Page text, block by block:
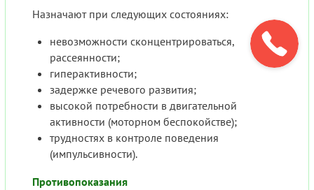
Назначают при следующих состояниях:
невозможности сконцентрироваться,
рассеянности;
гиперактивности;
задержке речевого развития;
высокой потребности в двигательной
активности (моторном беспокойстве);
трудностях в контроле поведения
(импульсивности).
Противопоказания